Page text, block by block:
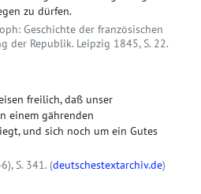
zu dürfen.
Geschichte der französischen
der Republik. Leipzig 1845, S. 22.
freilich, daß unser
einem gährenden
und sich noch um ein Gutes
S. 341. (deutschestextarchiv.de)